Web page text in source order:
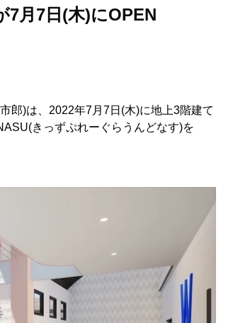
7月7日(木)にOPEN
郎)は、2022年7月7日(木)に地上3階建て
きっずぷれーぐらうんどなす)を